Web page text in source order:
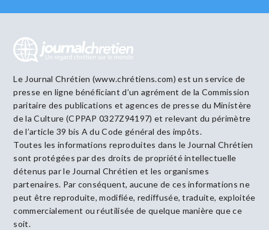
Le Journal Chrétien (www.chrétiens.com) est un service de
presse en ligne bénéficiant d’un agrément de la Commission
paritaire des publications et agences de presse du Ministère
de la Culture (CPPAP 0327Z94197) et relevant du périmètre
de l’article 39 bis A du Code général des impôts.
Toutes les informations reproduites dans le Journal Chrétien
sont protégées par des droits de propriété intellectuelle
détenus par le Journal Chrétien et les organismes
partenaires. Par conséquent, aucune de ces informations ne
peut être reproduite, modifiée, rediffusée, traduite, exploitée
commercialement ou réutilisée de quelque manière que ce
soit.